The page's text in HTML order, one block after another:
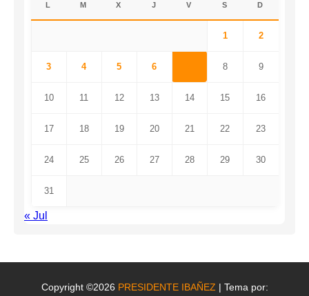
L M X J V S D
1 2
3 4 5 6 8 9
10 11 12 13 14 15 16
17 18 19 20 21 22 23
24 25 26 27 28 29 30
31
« Jul
Copyright ©2026 PRESIDENTE IBAÑEZ | Tema por: